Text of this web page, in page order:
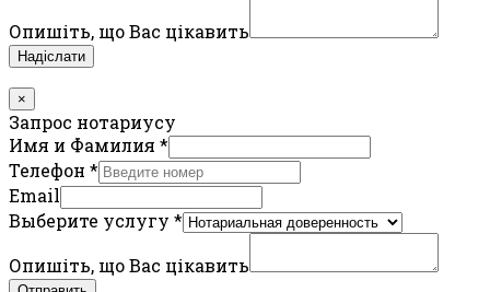
Опишіть, що Вас цікавить
Надіслати
×
Запрос нотариусу
Имя и Фамилия *
Телефон *
Email
Выберите услугу *
Опишіть, що Вас цікавить